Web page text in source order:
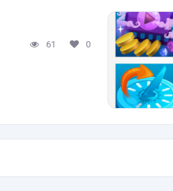
61 0